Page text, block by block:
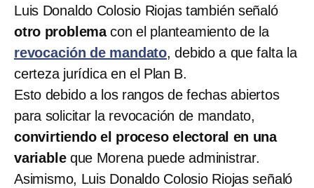
Luis Donaldo Colosio Riojas también señaló
otro problemacon el planteamiento de la
revocación de mandato, debido a que falta la
certeza jurídica en el Plan B.
Esto debido a los rangos de fechas abiertos
para solicitar la revocación de mandato,
convirtiendo el proceso electoral en una
variableque Morena puede administrar.
Asimismo, Luis Donaldo Colosio Riojas señaló